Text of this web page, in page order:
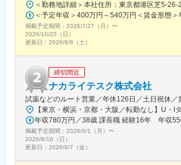
在籍し、
・Finance Excellence（経理・財務・税務）
・Business Finance
・Procurement
・Supply Chain Management
変更の範囲：会社の定める業務
掲載予定期間： 2026/7/27（月） 〜
2026/10/25（日）
更新日： 2026/8/8（土）
締切間近
ナカライテスク株式会社
試薬などのルート営業／年休126日／土日祝休／
掲載予定期間： 2026/6/1（月） 〜
2026/8/16（日）
更新日： 2026/8/7（金）